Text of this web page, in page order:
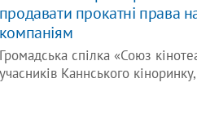
продавати прокатні права
компаніям
Громадська спілка «Союз
учасників Каннського